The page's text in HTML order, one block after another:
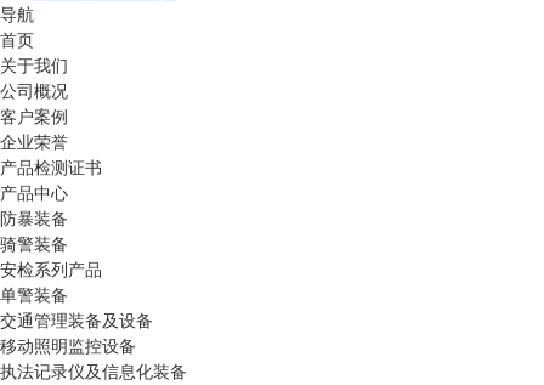
导航
首页
关于我们
公司概况
客户案例
企业荣誉
产品检测证书
产品中心
防暴装备
骑警装备
安检系列产品
单警装备
交通管理装备及设备
移动照明监控设备
执法记录仪及信息化装备